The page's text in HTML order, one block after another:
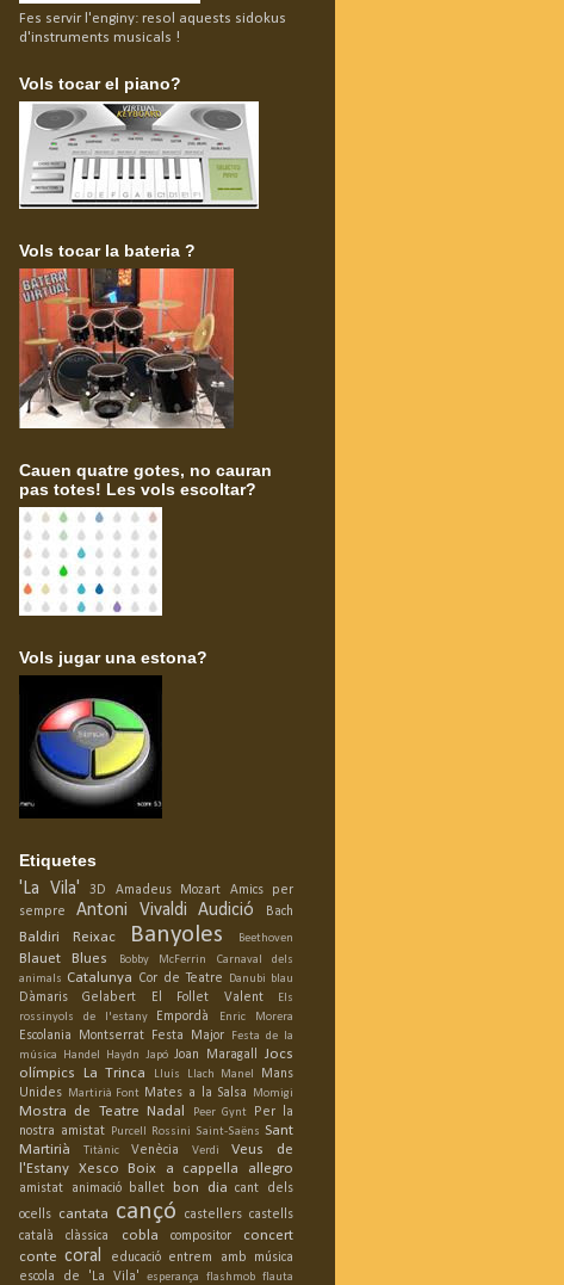
Fes servir l'enginy: resol aquests sidokus
d'instruments musicals !
Vols tocar el piano?
Vols tocar la bateria ?
Cauen quatre gotes, no cauran
pas totes! Les vols escoltar?
Vols jugar una estona?
Etiquetes
'La Vila'
3D Amadeus Mozart
Amics per
sempre
Antoni Vivaldi Audició Bach
Baldiri Reixac Banyoles Beethoven
Blauet Blues Bobby McFerrin
Carnaval dels
animals Catalunya Cor de Teatre Danubi blau
Dàmaris Gelabert El Follet Valent
Els
rossinyols de l'estany
Empordà Enric Morera
Escolania Montserrat Festa Major
Festa de la
música
Handel Haydn Japó Joan Maragall
Jocs
olímpics
La Trinca Lluís Llach Manel
Mans
Unides
Martirià Font Mates a la Salsa Momigi
Mostra de Teatre Nadal Peer Gynt
Per la
nostra amistat
Purcell Rossini Saint-Saëns Sant
Martirià
Titànic Venècia Verdi
Veus de
l'Estany
Xesco Boix a cappella allegro
amistat animació ballet bon dia
cant dels
ocells cantata cançó castellers castells
català
clàssica cobla compositor
concert
conte coral educació entrem amb música
escola de 'La Vila'
esperança flashmob flauta